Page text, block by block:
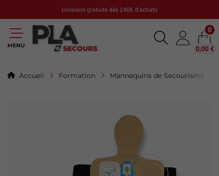
Livraison gratuite dès 240€ d'achats
MENU
0
0,00 €
Accueil Formation Mannequins de Secourisme